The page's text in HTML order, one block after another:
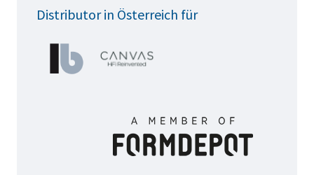
Distributor in Österreich für